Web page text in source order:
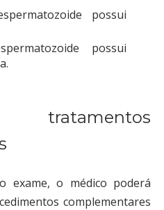
possui
possui
exame, o médico poderá
complementares